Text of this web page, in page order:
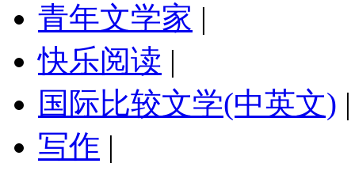
青年文学家 |
快乐阅读 |
国际比较文学(中英文) |
写作 |